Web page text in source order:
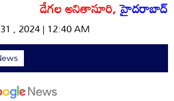
డేగల అనితాసూరి,హైదరాబాద్
, 2024 | 12:40 AM